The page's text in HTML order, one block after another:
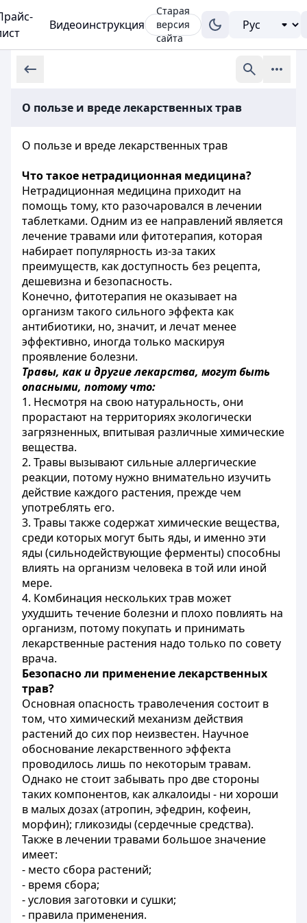
Видеоинструкция
Старая
версия
сайта
О пользе и вреде лекарственных трав
О пользе и вреде лекарственных трав
Что такое нетрадиционная медицина?
Нетрадиционная медицина приходит на
помощь тому, кто разочаровался в лечении
таблетками. Одним из ее направлений является
лечение травами или фитотерапия, которая
набирает популярность из-за таких
преимуществ, как доступность без рецепта,
дешевизна и безопасность.
Конечно, фитотерапия не оказывает на
организм такого сильного эффекта как
антибиотики, но, значит, и лечат менее
эффективно, иногда только маскируя
проявление болезни.
Травы, как и другие лекарства, могут быть
опасными, потому что:
1. Несмотря на свою натуральность, они
прорастают на территориях экологически
загрязненных, впитывая различные химические
вещества.
2. Травы вызывают сильные аллергические
реакции, потому нужно внимательно изучить
действие каждого растения, прежде чем
употреблять его.
3. Травы также содержат химические вещества,
среди которых могут быть яды, и именно эти
яды (сильнодействующие ферменты) способны
влиять на организм человека в той или иной
мере.
4. Комбинация нескольких трав может
ухудшить течение болезни и плохо повлиять на
организм, потому покупать и принимать
лекарственные растения надо только по совету
врача.
Безопасно ли применение лекарственных
трав?
Основная опасность траволечения состоит в
том, что химический механизм действия
растений до сих пор неизвестен. Научное
обоснование лекарственного эффекта
проводилось лишь по некоторым травам.
Однако не стоит забывать про две стороны
таких компонентов, как алкалоиды - ни хороши
в малых дозах (атропин, эфедрин, кофеин,
морфин); гликозиды (сердечные средства).
Также в лечении травами большое значение
имеет:
- место сбора растений;
- время сбора;
- условия заготовки и сушки;
- правила применения.